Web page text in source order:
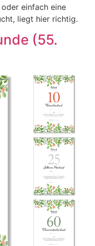
einfach eine
liegt hier richtig.
(55.